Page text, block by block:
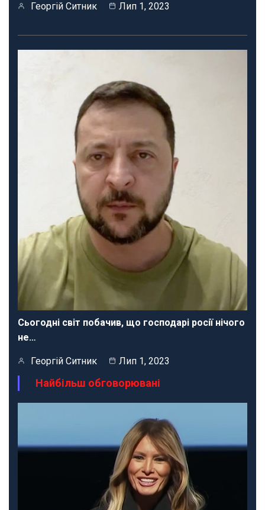
Георгій Ситник Лип 1, 2023
Сьогодні світ побачив, що господарі росії нічого
не…
Георгій Ситник Лип 1, 2023
Найбільш обговорювані